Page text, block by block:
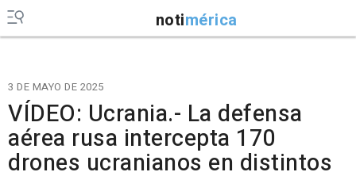
notimérica
3 DE MAYO DE 2025
VÍDEO: Ucrania.- La defensa
aérea rusa intercepta 170
drones ucranianos en distintos